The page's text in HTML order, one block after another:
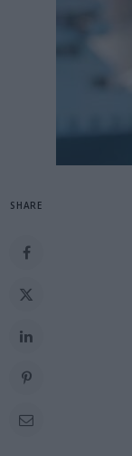
SHARE